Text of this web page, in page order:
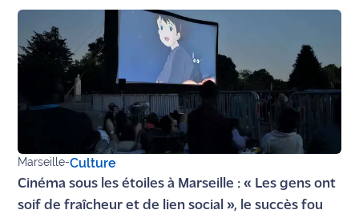
Marseille-Culture
Cinéma sous les étoiles à Marseille : « Les gens ont
soif de fraîcheur et de lien social », le succès fou